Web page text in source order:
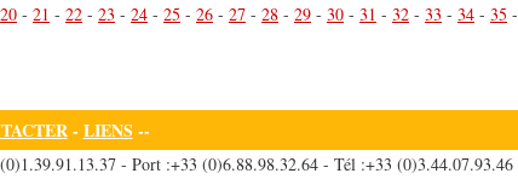
20 - 21 - 22 - 23 - 24 - 25 - 26 - 27 - 28 - 29 - 30 - 31 - 32 - 33 - 34 - 35 -
- LIENS --
- Port :+33 (0)6.88.98.32.64 - Tél :+33 (0)3.44.07.93.46